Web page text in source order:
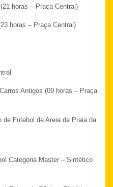
horas – Praça Central)
horas – Praça Central)
Antigos (09 horas – Praça
de Futebol de Areia da Praia da
Categoria Master – Sintético